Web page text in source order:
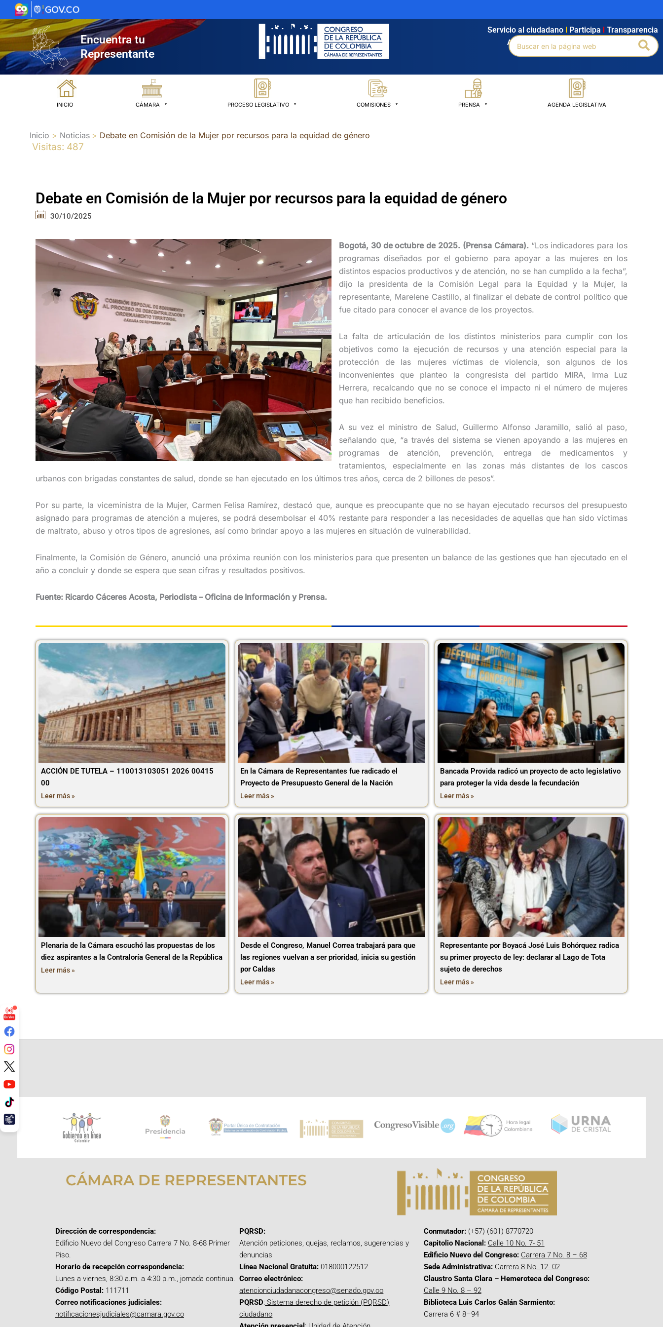
al
contenido
Encuentra tu
Representante
Agendamiento Intranet Búsqueda avanzada
Servicio al ciudadano Participa Transparencia
Buscar
por:
INICIO CÁMARA PROCESO LEGISLATIVO COMISIONES PRENSA AGENDA LEGISLATIVA
Inicio Noticias Debate en Comisión de la Mujer por recursos para la equidad de género
Visitas: 487
Debate en Comisión de la Mujer por recursos para la equidad de género
30/10/2025
Bogotá, 30 de octubre de 2025. (Prensa Cámara). “Los indicadores para los
programas diseñados por el gobierno para apoyar a las mujeres en los
distintos espacios productivos y de atención, no se han cumplido a la fecha”,
dijo la presidenta de la Comisión Legal para la Equidad y la Mujer, la
representante, Marelene Castillo, al finalizar el debate de control político que
fue citado para conocer el avance de los proyectos.
La falta de articulación de los distintos ministerios para cumplir con los
objetivos como la ejecución de recursos y una atención especial para la
protección de las mujeres víctimas de violencia, son algunos de los
inconvenientes que planteo la congresista del partido MIRA, Irma Luz
Herrera, recalcando que no se conoce el impacto ni el número de mujeres
que han recibido beneficios.
A su vez el ministro de Salud, Guillermo Alfonso Jaramillo, salió al paso,
señalando que, “a través del sistema se vienen apoyando a las mujeres en
programas de atención, prevención, entrega de medicamentos y
tratamientos, especialmente en las zonas más distantes de los cascos
urbanos con brigadas constantes de salud, donde se han ejecutado en los últimos tres años, cerca de 2 billones de pesos”.
Por su parte, la viceministra de la Mujer, Carmen Felisa Ramírez, destacó que, aunque es preocupante que no se hayan ejecutado recursos del presupuesto
asignado para programas de atención a mujeres, se podrá desembolsar el 40% restante para responder a las necesidades de aquellas que han sido víctimas
de maltrato, abuso y otros tipos de agresiones, así como brindar apoyo a las mujeres en situación de vulnerabilidad.
Finalmente, la Comisión de Género, anunció una próxima reunión con los ministerios para que presenten un balance de las gestiones que han ejecutado en el
año a concluir y donde se espera que sean cifras y resultados positivos.
Fuente: Ricardo Cáceres Acosta, Periodista – Oficina de Información y Prensa.
ACCIÓN DE TUTELA – 110013103051 2026 00415
00
Leer más »
En la Cámara de Representantes fue radicado el
Proyecto de Presupuesto General de la Nación
Leer más »
Bancada Provida radicó un proyecto de acto legislativo
para proteger la vida desde la fecundación
Leer más »
Plenaria de la Cámara escuchó las propuestas de los
diez aspirantes a la Contraloría General de la República
Leer más »
Desde el Congreso, Manuel Correa trabajará para que
las regiones vuelvan a ser prioridad, inicia su gestión
por Caldas
Leer más »
Representante por Boyacá José Luis Bohórquez radica
su primer proyecto de ley: declarar al Lago de Tota
sujeto de derechos
Leer más »
CÁMARA DE REPRESENTANTES
Dirección de correspondencia:
Edificio Nuevo del Congreso Carrera 7 No. 8-68 Primer
Piso.
Horario de recepción correspondencia:
Lunes a viernes, 8:30 a.m. a 4:30 p.m., jornada continua.
Código Postal: 111711
Correo notificaciones judiciales:
notificacionesjudiciales@camara.gov.co
PQRSD:
Atención peticiones, quejas, reclamos, sugerencias y
denuncias
Línea Nacional Gratuita: 018000122512
Correo electrónico:
atencionciudadanacongreso@senado.gov.co
PQRSD: Sistema derecho de petición (PQRSD)
ciudadano
Conmutador:(+57) (601) 8770720
Capitolio Nacional: Calle 10 No. 7- 51
Edificio Nuevo del Congreso: Carrera 7 No. 8 – 68
Sede Administrativa: Carrera 8 No. 12- 02
Claustro Santa Clara – Hemeroteca del Congreso:
Calle 9 No. 8 – 92
Biblioteca Luis Carlos Galán Sarmiento:
Carrera 6 # 8–94